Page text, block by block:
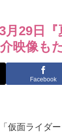
月29日
映像も
Facebook
仮面ライダ